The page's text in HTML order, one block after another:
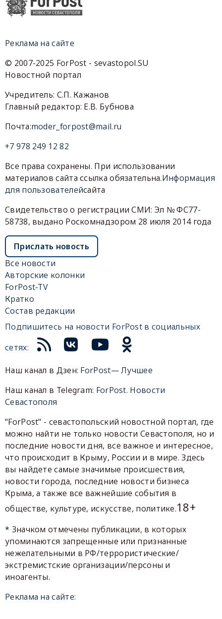
Реклама на сайте
© 2007-2025 ForPost - sevastopol.SU
Новостной портал
Учредитель: С.П. Кажанов
Главный редактор: Е.В. Бубнова
Почта:moder_forpost@mail.ru
+7 978 249 12 82
Все права сохранены. При использовании
материалов сайта ссылка обязательна.Информация
для пользователейсайта
Свидетельство о регистрации СМИ: Эл № ФС77-
58738, выдано Роскомнадзором 28 июля 2014 года
Прислать новость
Все новости
Авторские колонки
ForPost-TV
Кратко
Состав редакции
Подпишитесь на новости ForPost в социальных
сетях:
Наш канал в Дзен: ForPost— Лучшее
Наш канал в Telegram: ForPost. Новости
Севастополя
"ForPost" - севастопольский новостной портал, где
можно найти не только новости Севастополя, но и
последние новости дня, все важное и интересное,
что происходит в Крыму, России и в мире. Здесь
вы найдете самые значимые происшествия,
новости города, последние новости бизнеса
Крыма, а также все важнейшие события в
обществе, культуре, искусстве, политике.18+
* Значком отмечены публикации, в которых
упоминаются запрещенные или признанные
нежелательными в РФ/террористические/
экстремистские организации/персоны и
иноагенты.
Реклама на сайте: